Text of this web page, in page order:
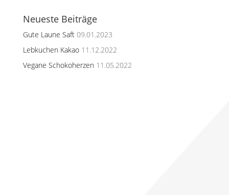
Neueste Beiträge
Gute Laune Saft 09.01.2023
Lebkuchen Kakao 11.12.2022
Vegane Schokoherzen 11.05.2022